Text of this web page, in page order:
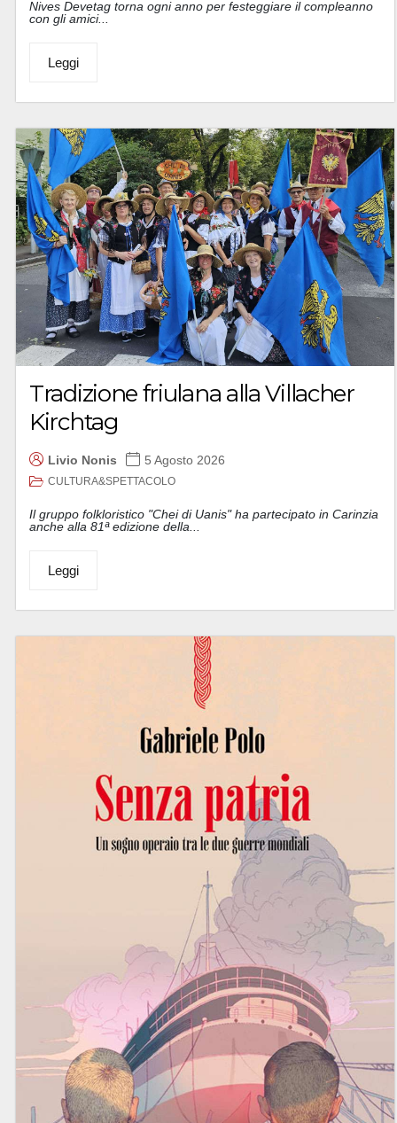
Nives Devetag torna ogni anno per festeggiare il compleanno
con gli amici...
Leggi
Tradizione friulana alla Villacher
Kirchtag
Livio Nonis 5 Agosto 2026
CULTURA&SPETTACOLO
Il gruppo folkloristico "Chei di Uanis" ha partecipato in Carinzia
anche alla 81ª edizione della...
Leggi